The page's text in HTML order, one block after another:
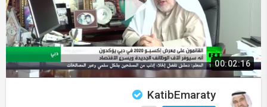
00:02:16
KatibEmaraty